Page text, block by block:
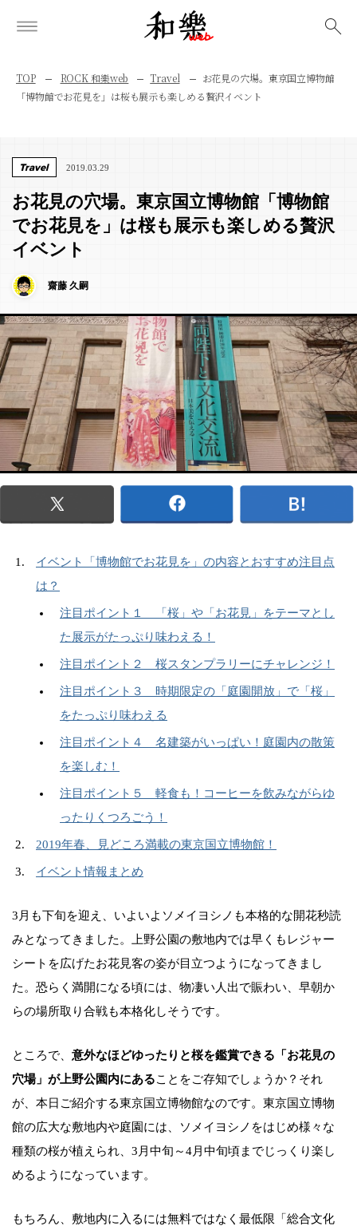
TOP ROCK 和樂web Travel
お花見の穴場。東京国立博物館
「博物館でお花見を」は桜も展示も楽しめる贅沢イベント
Travel 2019.03.29
お花見の穴場。東京国立博物館「博物館
でお花見を」は桜も展示も楽しめる贅沢
イベント
齋藤 久嗣
イベント「博物館でお花見を」の内容とおすすめ注目点
は？
注目ポイント１ 「桜」や「お花見」をテーマとし
た展示がたっぷり味わえる！
注目ポイント２ 桜スタンプラリーにチャレンジ！
注目ポイント３ 時期限定の「庭園開放」で「桜」
をたっぷり味わえる
注目ポイント４ 名建築がいっぱい！庭園内の散策
を楽しむ！
注目ポイント５ 軽食も！コーヒーを飲みながらゆ
ったりくつろごう！
2019年春、見どころ満載の東京国立博物館！
イベント情報まとめ
3月も下旬を迎え、いよいよソメイヨシノも本格的な開花秒読
みとなってきました。上野公園の敷地内では早くもレジャー
シートを広げたお花見客の姿が目立つようになってきまし
た。恐らく満開になる頃には、物凄い人出で賑わい、早朝か
らの場所取り合戦も本格化しそうです。
ところで、 意外なほどゆったりと桜を鑑賞できる「お花見の
穴場」が上野公園内にあることをご存知でしょうか？それ
が、本日ご紹介する東京国立博物館なのです。東京国立博物
館の広大な敷地内や庭園には、ソメイヨシノをはじめ様々な
種類の桜が植えられ、3月中旬～4月中旬頃までじっくり楽し
めるようになっています。
もちろん、敷地内に入るには無料ではなく最低限「総合文化